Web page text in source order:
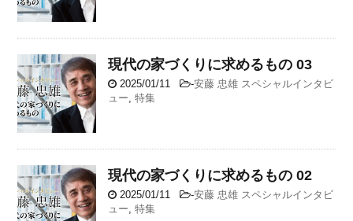
現代の家づくりに求めるもの 03
2025/01/11 -安藤 忠雄 スペシャルインタビ
ュー ,特集
現代の家づくりに求めるもの 02
2025/01/11 -安藤 忠雄 スペシャルインタビ
ュー ,特集